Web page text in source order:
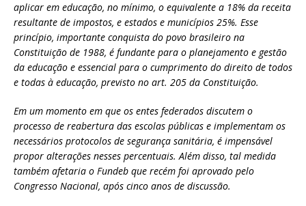
aplicar em educação, no mínimo, o equivalente a 18% da receita
resultante de impostos, e estados e municípios 25%. Esse
princípio, importante conquista do povo brasileiro na
Constituição de 1988, é fundante para o planejamento e gestão
da educação e essencial para o cumprimento do direito de todos
e todas à educação, previsto no art. 205 da Constituição.
Em um momento em que os entes federados discutem o
processo de reabertura das escolas públicas e implementam os
necessários protocolos de segurança sanitária, é impensável
propor alterações nesses percentuais. Além disso, tal medida
também afetaria o Fundeb que recém foi aprovado pelo
Congresso Nacional, após cinco anos de discussão.